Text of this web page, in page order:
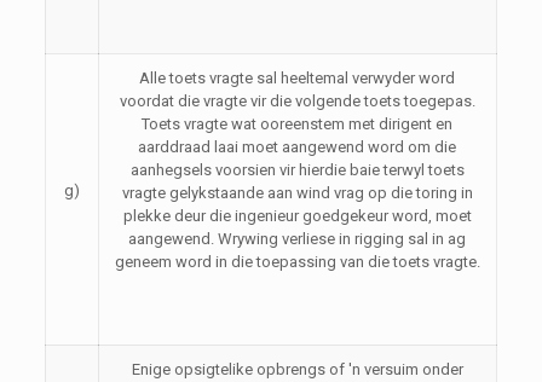
g)
Alle toets vragte sal heeltemal verwyder word
voordat die vragte vir die volgende toets toegepas.
Toets vragte wat ooreenstem met dirigent en
aarddraad laai moet aangewend word om die
aanhegsels voorsien vir hierdie baie terwyl toets
vragte gelykstaande aan wind vrag op die toring in
plekke deur die ingenieur goedgekeur word, moet
aangewend. Wrywing verliese in rigging sal in ag
geneem word in die toepassing van die toets vragte.
Enige opsigtelike opbrengs of 'n versuim onder